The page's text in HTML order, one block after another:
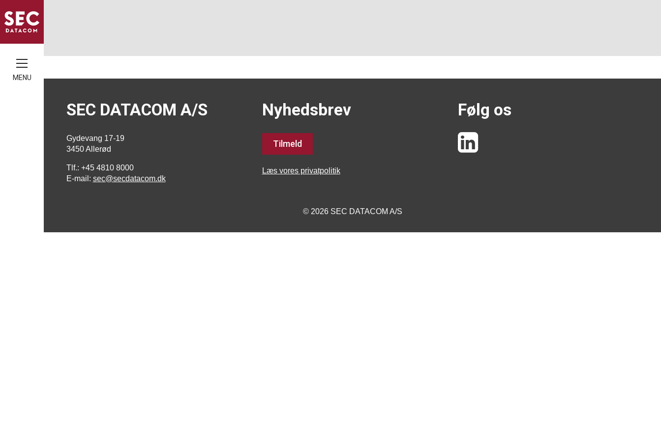
MENU
SEC DATACOM A/S
Gydevang 17-19
3450 Allerød
Tlf.: +45 4810 8000
E-mail: sec@secdatacom.dk
Nyhedsbrev
Tilmeld
Læs vores privatpolitik
Følg os
© 2026 SEC DATACOM A/S